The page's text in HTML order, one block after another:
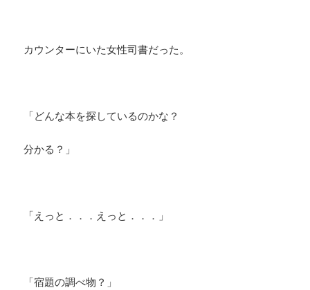
カウンターにいた女性司書だった。
「どんな本を探しているのかな？
分かる？」
「えっと．．．えっと．．．」
「宿題の調べ物？」